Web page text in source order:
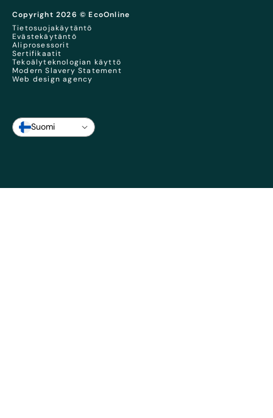
Copyright 2026 © EcoOnline
Tietosuojakäytäntö
Evästekäytäntö
Aliprosessorit
Sertifikaatit
Tekoälyteknologian käyttö
Modern Slavery Statement
Web design agency
Suomi